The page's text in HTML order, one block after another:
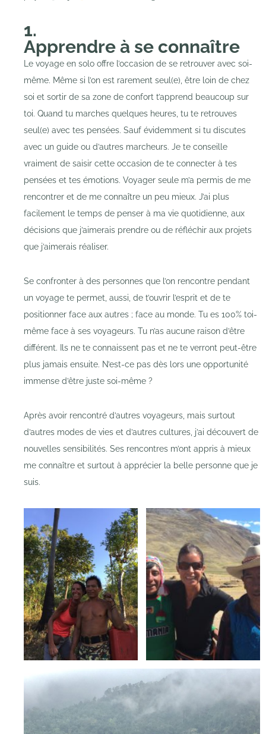
1.
Apprendre à se connaître
Le voyage en solo offre l’occasion de se retrouver avec soi-
même. Même si l’on est rarement seul(e), être loin de chez
soi et sortir de sa zone de confort t’apprend beaucoup sur
toi. Quand tu marches quelques heures, tu te retrouves
seul(e) avec tes pensées. Sauf évidemment si tu discutes
avec un guide ou d’autres marcheurs. Je te conseille
vraiment de saisir cette occasion de te connecter à tes
pensées et tes émotions. Voyager seule m’a permis de me
rencontrer et de me connaître un peu mieux. J’ai plus
facilement le temps de penser à ma vie quotidienne, aux
décisions que j’aimerais prendre ou de réfléchir aux projets
que j’aimerais réaliser.
Se confronter à des personnes que l’on rencontre pendant
un voyage te permet, aussi, de t’ouvrir l’esprit et de te
positionner face aux autres ; face au monde. Tu es 100% toi-
même face à ses voyageurs. Tu n’as aucune raison d’être
différent. Ils ne te connaissent pas et ne te verront peut-être
plus jamais ensuite. N’est-ce pas dès lors une opportunité
immense d’être juste soi-même ?
Après avoir rencontré d’autres voyageurs, mais surtout
d’autres modes de vies et d’autres cultures, j’ai découvert de
nouvelles sensibilités. Ses rencontres m’ont appris à mieux
me connaître et surtout à apprécier la belle personne que je
suis.